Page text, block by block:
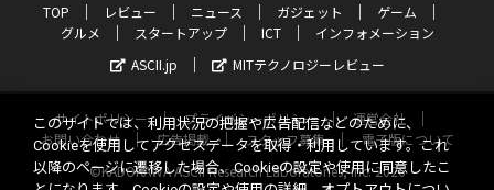
TOP レビュー ニュース ガジェット
ゲーム
グルメ
スタートアップ ICT
インフォメーション
ASCII.jp
MITテクノロジーレビュー
サイトポリシー プライバシーポリシー
運営会社
お問い合わせ
広告掲載 スタッフ募集
電子版について
©KADOKAWA ASCII Research Laboratories, Inc. 2026
このサイトでは、利用状況の把握や広告配信などのために、
Cookieを使用してアクセスデータを取得・利用しています。これ
以降のページに遷移した場合、Cookieの設定や使用に同意したこ